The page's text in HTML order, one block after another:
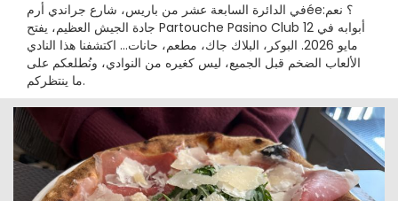
في الدائرة السابعة عشر من باريس، شارع جراندي أرمée؟ نعم:
جادة الجيش العظيم، يفتح Partouche Pasino Club أبوابه في 12
مايو 2026. البوكر، البلاك جاك، مطعم، حانات… اكتشفنا هذا النادي
الألعاب الضخم قبل الجميع، ليس كغيره من النوادي، ونُطلعكم على
ما ينتظركم.